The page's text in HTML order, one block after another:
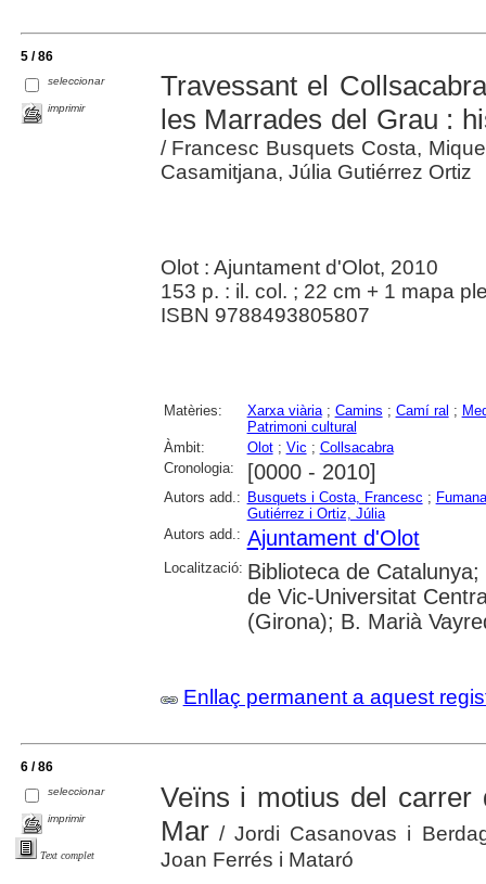
5 / 86
seleccionar
imprimir
Travessant el
les Marrades del Grau :
/ Francesc Busquets Costa,
Casamitjana, Júlia Gutiérrez Ortiz
Olot : Ajuntament d'Olot, 2010
153 p. : il. col. ; 22 cm + 1 mapa
ISBN 9788493805807
Matèries: Xarxa viària; Camins ; Camí ral ;
Patrimoni cultural
Àmbit:
Olot; Vic ; Collsacabra
Cronologia:
[0000 - 2010]
Autors add.: Busquets i Costa, Francesc ;
Gutiérrez i Ortiz, Júlia
Autors add.: Ajuntament d'Olot
Localització: Biblioteca de
de Vic-Universitat
(Girona); B. Marià
Enllaç permanent a aquest
6 / 86
seleccionar
imprimir
Text complet
Veïns i motius del
Mar/ Jordi Casanovas i
Joan Ferrés i Mataró